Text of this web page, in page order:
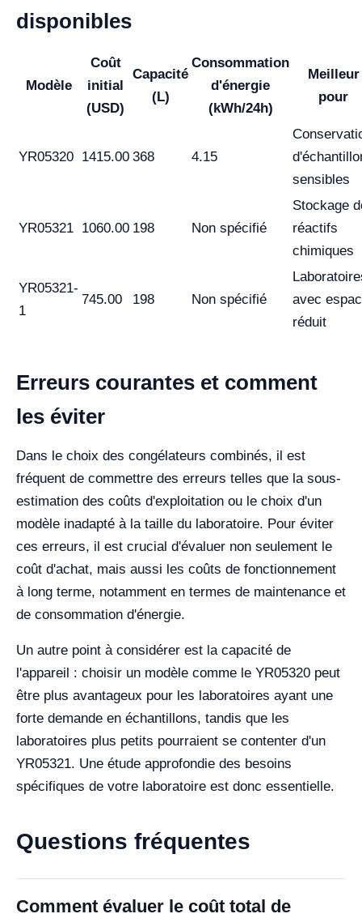
disponibles
Modèle
Coût
initial
(USD)
Capacité
(L)
Consommation
d'énergie
(kWh/24h)
Meilleur
pour
YR05320 1415.00 368 4.15
sensibles
YR05321 1060.00 198 Non spécifié
Stockage
réactifs
chimiques
YR05321-
1
745.00 198 Non spécifié
avec
réduit
Erreurs courantes et comment
les éviter
Dans le choix des congélateurs combinés, il est
fréquent de commettre des erreurs telles que la sous-
estimation des coûts d'exploitation ou le choix d'un
modèle inadapté à la taille du laboratoire. Pour éviter
ces erreurs, il est crucial d'évaluer non seulement le
coût d'achat, mais aussi les coûts de fonctionnement
à long terme, notamment en termes de maintenance et
de consommation d'énergie.
Un autre point à considérer est la capacité de
l'appareil : choisir un modèle comme le YR05320 peut
être plus avantageux pour les laboratoires ayant une
forte demande en échantillons, tandis que les
laboratoires plus petits pourraient se contenter d'un
YR05321. Une étude approfondie des besoins
spécifiques de votre laboratoire est donc essentielle.
Questions fréquentes
Comment évaluer le coût total de